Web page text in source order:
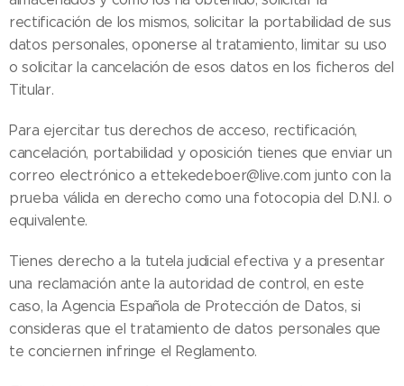
rectificación de los mismos, solicitar la portabilidad de sus
datos personales, oponerse al tratamiento, limitar su uso
o solicitar la cancelación de esos datos en los ficheros del
Titular.
Para ejercitar tus derechos de acceso, rectificación,
cancelación, portabilidad y oposición tienes que enviar un
correo electrónico a ettekedeboer@live.com junto con la
prueba válida en derecho como una fotocopia del D.N.I. o
equivalente.
Tienes derecho a la tutela judicial efectiva y a presentar
una reclamación ante la autoridad de control, en este
caso, la Agencia Española de Protección de Datos, si
consideras que el tratamiento de datos personales que
te conciernen infringe el Reglamento.